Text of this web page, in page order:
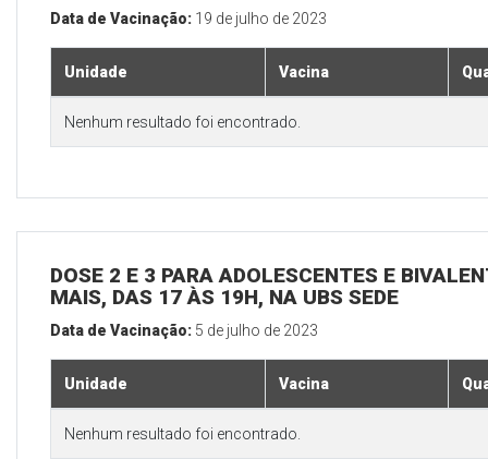
Data de Vacinação: 19 de julho de 2023
Unidade Vacina
Nenhum resultado foi encontrado.
DOSE 2 E 3 PARA ADOLESCENTES E
MAIS, DAS 17 ÀS 19H, NA UBS SEDE
Data de Vacinação: 5 de julho de 2023
Unidade Vacina
Nenhum resultado foi encontrado.